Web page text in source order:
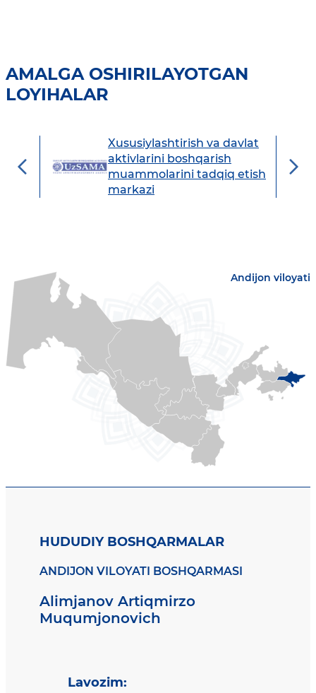
AMALGA OSHIRILAYOTGAN
LOYIHALAR
Xususiylashtirish va davlat
aktivlarini boshqarish
muammolarini tadqiq etish
markazi
Andijon viloyati
HUDUDIY BOSHQARMALAR
ANDIJON VILOYATI BOSHQARMASI
Alimjanov Artiqmirzo
Muqumjonovich
Lavozim: